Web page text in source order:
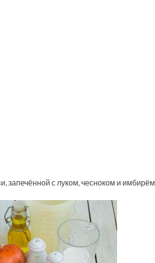
запечённой с луком, чесноком и имбирём